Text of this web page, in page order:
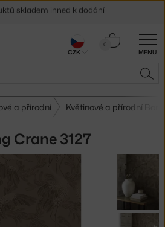
MENU
0
Košík
a přírodní Květinové a přírodní
Crane 3127
na vrácení zboží
CZK